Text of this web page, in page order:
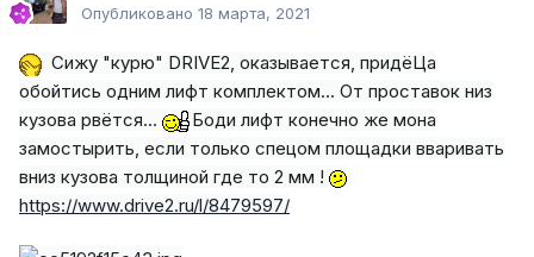
Опубликовано 18 марта, 2021
Сижу "курю" DRIVE2, оказывается, придёЦа
обойтись одним лифт комплектом... От проставок низ
кузова рвётся...
Боди лифт конечно же мона
замостырить, если только спецом площадки вваривать
вниз кузова толщиной где то 2 мм !
https://www.drive2.ru/l/8479597/